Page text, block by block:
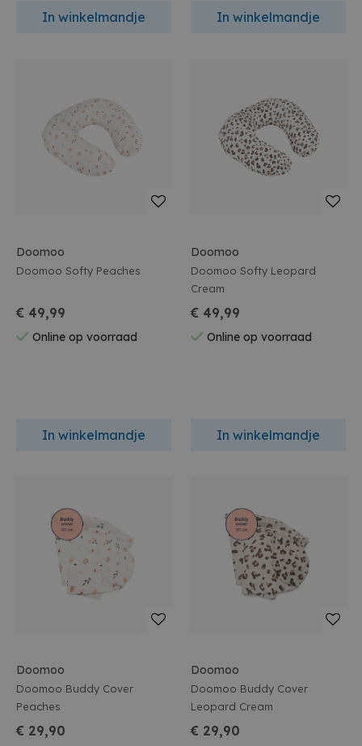
In winkelmandje In winkelmandje
Doomoo
Doomoo Softy Peaches
€ 49,99
Online op voorraad
In winkelmandje
Doomoo
Doomoo Softy Leopard
Cream
€ 49,99
Online op voorraad
In winkelmandje
Doomoo
Doomoo Buddy Cover
Peaches
€ 29,90
Doomoo
Doomoo Buddy Cover
Leopard Cream
€ 29,90